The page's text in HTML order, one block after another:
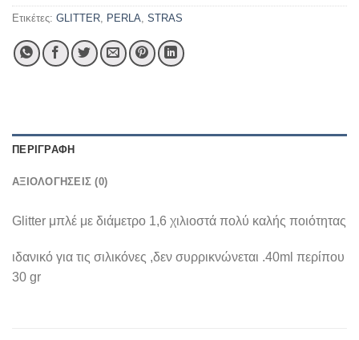
Ετικέτες: GLITTER PERLA STRAS
ΠΕΡΙΓΡΑΦΉ
ΑΞΙΟΛΟΓΉΣΕΙΣ (0)
Glitter μπλέ με διάμετρο 1,6 χιλιοστά πολύ καλής ποιότητας
ιδανικό για τις σιλικόνες ,δεν συρρικνώνεται .40ml περίπου
30 gr